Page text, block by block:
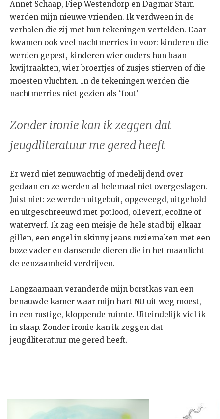
Annet Schaap, Fiep Westendorp en Dagmar Stam
werden mijn nieuwe vrienden. Ik verdween in de
verhalen die zij met hun tekeningen vertelden. Daar
kwamen ook veel nachtmerries in voor: kinderen die
werden gepest, kinderen wier ouders hun baan
kwijtraakten, wier broertjes of zusjes stierven of die
moesten vluchten. In de tekeningen werden die
nachtmerries niet gezien als ‘fout’.
Zonder ironie kan ik zeggen dat
jeugdliteratuur me gered heeft
Er werd niet zenuwachtig of medelijdend over
gedaan en ze werden al helemaal niet overgeslagen.
Juist niet: ze werden uitgebuit, opgeveegd, uitgehold
en uitgeschreeuwd met potlood, olieverf, ecoline of
waterverf. Ik zag een meisje de hele stad bij elkaar
gillen, een engel in skinny jeans ruziemaken met een
boze vader en dansende dieren die in het maanlicht
de eenzaamheid verdrijven.
Langzaamaan veranderde mijn borstkas van een
benauwde kamer waar mijn hart NU uit weg moest,
in een rustige, kloppende ruimte. Uiteindelijk viel ik
in slaap. Zonder ironie kan ik zeggen dat
jeugdliteratuur me gered heeft.